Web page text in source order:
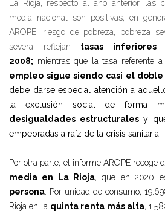
La Rioja, respecto al año anterior, las
media nacional son positivas, en
AROPE, riesgo de pobreza, pobreza
severa reflejan tasas
2008; mientras que la tasa referente a
empleo sigue siendo casi el
debe darse especial atención a
la exclusión social de forma
desigualdades estructuralesy
empeoradas a raíz de la crisis sanitaria.
Por otra parte, el informe AROPE recoge
media en La Rioja, que en 2020
persona . Por unidad de consumo,
Rioja en la quinta renta más alta,